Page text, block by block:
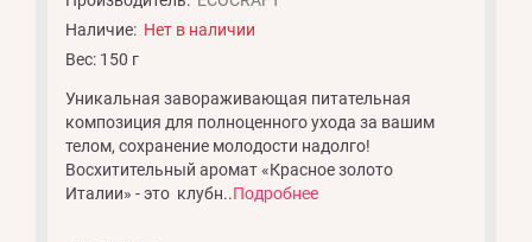
Наличие: Нет в наличии
Вес: 150 г
Уникальная завораживающая питательная
композиция для полноценного ухода за вашим
телом, сохранение молодости надолго!
Восхитительный аромат «Красное золото
Италии» - это клубн..Подробнее